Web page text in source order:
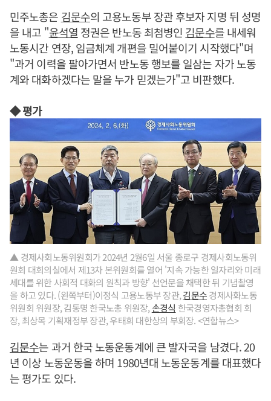
민주노총은 김문수의 고용노동부 장관 후보자 지명 뒤 성명
을 내고 "윤석열 정권은 반노동 최첨병인 김문수를 내세워
노동시간 연장, 임금체계 개편을 밀어붙이기 시작했다"며
"과거 이력을 팔아가면서 반노동 행보를 일삼는 자가 노동
계와 대화하겠다는 말을 누가 믿겠는가"고 비판했다.
◆ 평가
▲ 경제사회노동위원회가 2024년 2월6일 서울 종로구 경제사회노동위
원회 대회의실에서 제13차 본위원회를 열어 '지속 가능한 일자리와 미래
세대를 위한 사회적 대화의 원칙과 방향' 선언문을 채택한 뒤 기념촬영
을 하고 있다. (왼쪽부터)이정식 고용노동부 장관,김문수경제사화노동
위원회 위원장, 김동명 한국노총 위원장,손경식 한국경영자총협회 회
장, 최상목 기획재정부 장관, 우태희 대한상의 부회장. <연합뉴스>
김문수는 과거 한국 노동운동계에 큰 발자국을 남겼다. 20
년 이상 노동운동을 하며 1980년대 노동운동계를 대표했다
는 평가도 있다.